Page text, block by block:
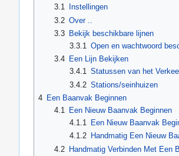
3.1
Instellingen
3.2 Over ..
3.3
Bekijk beschikbare lijnen
3.3.1
Open en wachtwoord
3.4
Een Lijn Bekijken
3.4.1 Statussen van het
3.4.2 Stations/seinhuizen
4 Een Baanvak Beginnen
4.1
Een Nieuw Baanvak Beginnen
4.1.1
Een Nieuw Baanvak
4.1.2 Handmatig Een Nieuw
4.2 Handmatig Verbinden Met Een